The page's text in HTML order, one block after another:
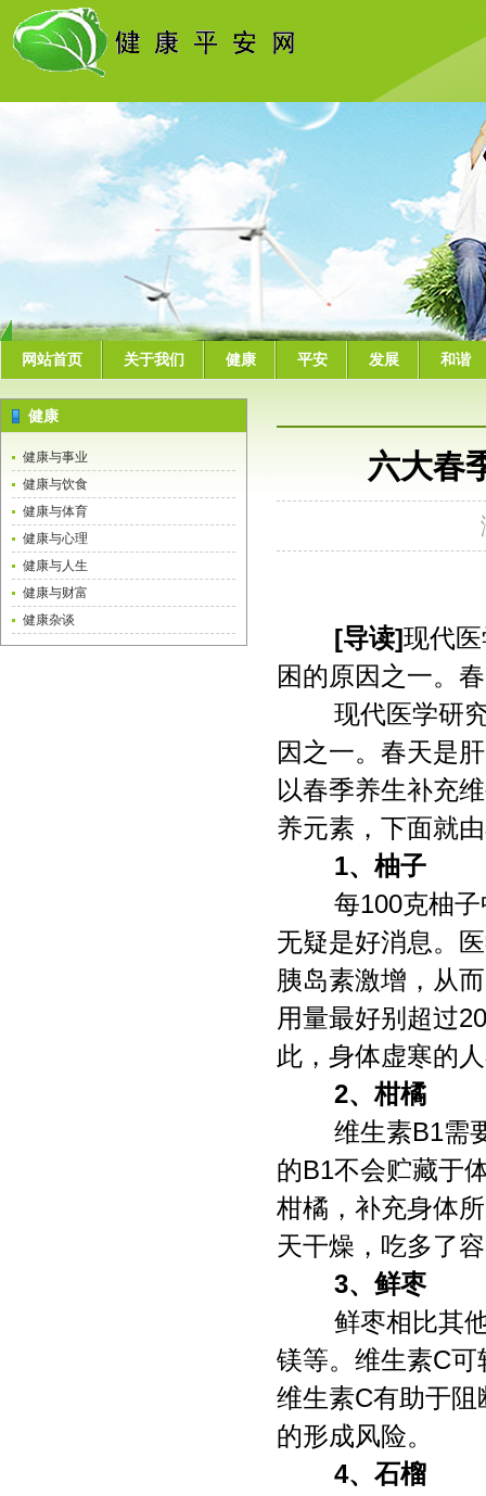
网站首页 关于我们 健康 平安 发展 和谐
健康
健康与事业
健康与饮食
健康与体育
健康与心理
健康与人生
健康与财富
健康杂谈
六大春
[导读]现代
困的原因之一。
现代医学研
因之一。春天是
以春季养生补充
养元素，下面就
1、柚子
每100克柚子
无疑是好消息。
胰岛素激增，从
用量最好别超过
此，身体虚寒的
2、柑橘
维生素B1需
的B1不会贮藏于
柑橘，补充身体
天干燥，吃多了
3、鲜枣
鲜枣相比其
镁等。维生素C
维生素C有助于
的形成风险。
4、石榴